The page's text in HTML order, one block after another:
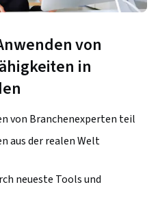
von
in
von Branchenexperten teil
aus der realen Welt
neueste Tools und